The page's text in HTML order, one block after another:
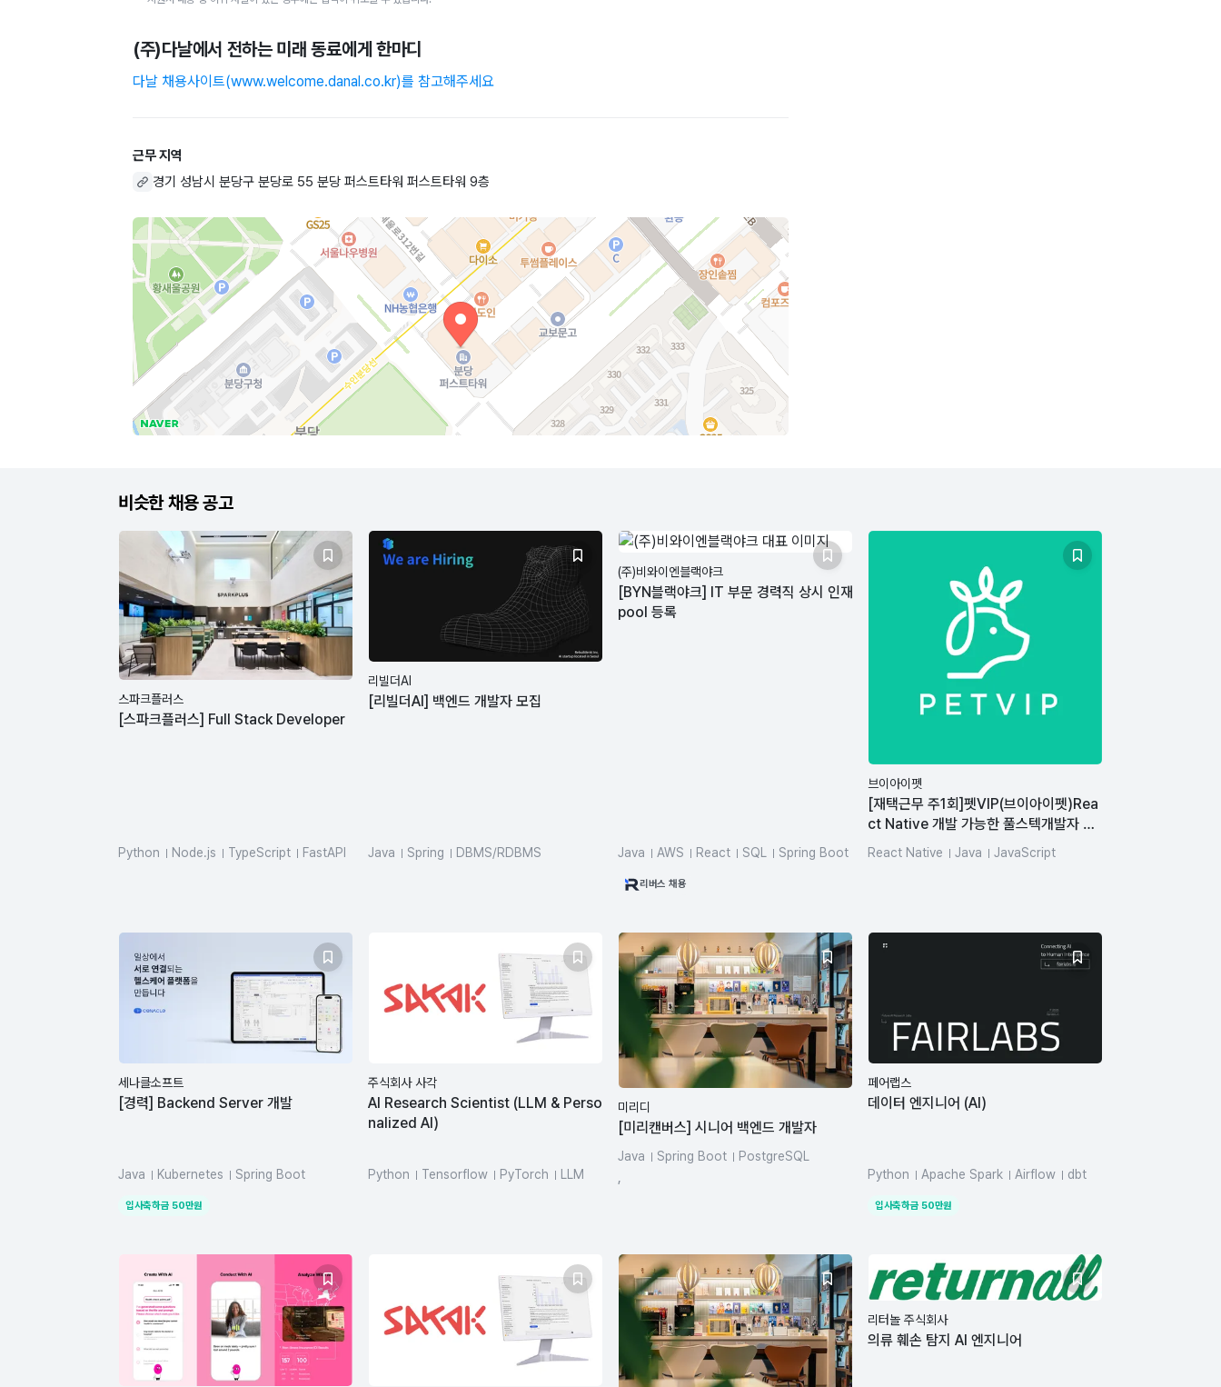
(주)다날에서 전하는 미래 동료에게 한마디
다날 채용사이트(www.welcome.danal.co.kr)를 참고해주세요
근무 지역
경기 성남시 분당구 분당로 55 분당 퍼스트타워 퍼스트타워 9층
비슷한 채용 공고
스파크플러스
[스파크플러스] Full Stack Developer
Python Node.js TypeScript
FastAPI
리빌더AI
[리빌더AI] 백엔드 개발자 모집
Java Spring DBMS/RDBMS
(주)비와이엔블랙야크
[BYN블랙야크] IT 부문 경력직 상시 인재
pool 등록
Java AWS React SQL
Spring Boot
Vue.js
리버스 채용
브이아이펫
[재택근무 주1회]펫VIP(브이아이펫)Rea
ct Native 개발 가능한 풀스텍개발자 모
집React Native Java JavaScript
세나클소프트
[경력] Backend Server 개발
Java Kubernetes Spring Boot
입사축하금 50만원
주식회사 사각
AI Research Scientist (LLM & Perso
nalized AI)
Python Tensorflow PyTorch
LLM
미리디
[미리캔버스] 시니어 백엔드 개발자
Java Spring Boot
PostgreSQL
페어랩스
데이터 엔지니어 (AI)
Python Apache Spark Airflow
dbt
Docker
Kubernetes
입사축하금 50만원
리터놀 주식회사
의류 훼손 탐지 AI 엔지니어